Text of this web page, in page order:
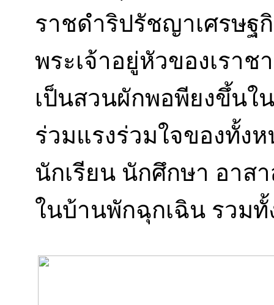
ราชดำริปรัชญาเศรษฐ
พระเจ้าอยู่หัวของเราช
เป็นสวนผักพอพียงขึ้นใ
ร่วมแรงร่วมใจของทั้ง
นักเรียน นักศึกษา อาส
ในบ้านพักฉุกเฉิน รวม